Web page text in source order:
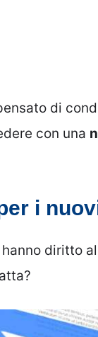
di
con una
i
diritto